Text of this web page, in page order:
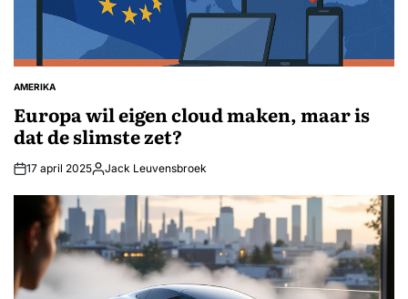
GEPLAATST
AMERIKA
Europa wil eigen cloud maken, maar is
dat de slimste zet?
17 april 2025Geplaatst
Jack Leuvensbroek